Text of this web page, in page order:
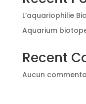
L’aquariophilie
Aquarium
Recent
Aucun